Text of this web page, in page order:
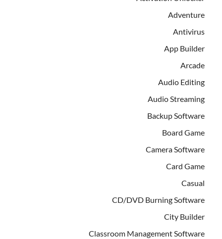
Adventure
Antivirus
App Builder
Arcade
Audio Editing
Audio Streaming
Backup Software
Board Game
Camera Software
Card Game
Casual
CD/DVD Burning Software
City Builder
Classroom Management Software